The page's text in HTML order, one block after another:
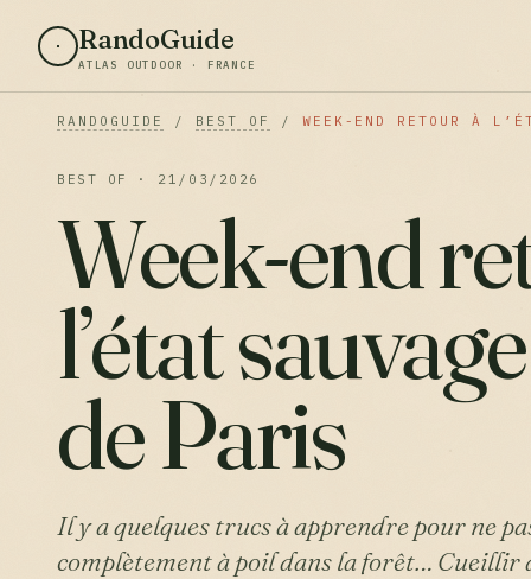
RandoGuide
ATLAS OUTDOOR · FRANCE
RANDOGUIDE / BEST OF / WEEK-END RETOUR À
BEST OF · 21/03/2026
Week-end
l’état
de Paris
Il y a quelques trucs à apprendre pour ne
complètement à poil dans la forêt… Cueillir